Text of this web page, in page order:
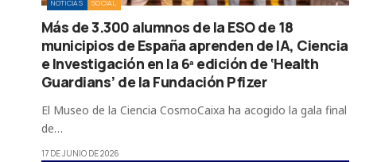
NOTICIAS SOCIAL
Más de 3.300 alumnos de la ESO de 18
municipios de España aprenden de IA, Ciencia
e Investigación en la 6ª edición de ‘Health
Guardians’ de la Fundación Pfizer
El Museo de la Ciencia CosmoCaixa ha acogido la gala final
de…
17 DE JUNIO DE 2026